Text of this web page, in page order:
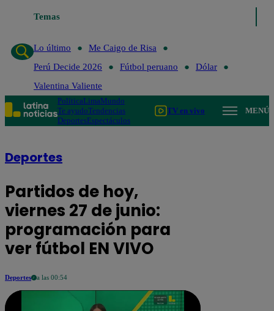
Temas
Lo último
Me Caigo de Risa
Perú Decide 2026
Fútbol peruano
Dólar
Valentina Valiente
PolíticaLimaMundo
Te ayudoTendencias
DeportesEspectáculos
TV en vivo MENÚ
Deportes
Partidos de hoy,
viernes 27 de junio:
programación para
ver fútbol EN VIVO
Deportes a las 00:54